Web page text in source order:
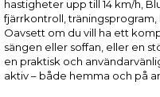
hastigheter upp till 14 km/h,
fjärrkontroll, träningsprogram,
Oavsett om du vill ha ett
sängen eller soffan, eller en
en praktisk och
aktiv – både hemma och på